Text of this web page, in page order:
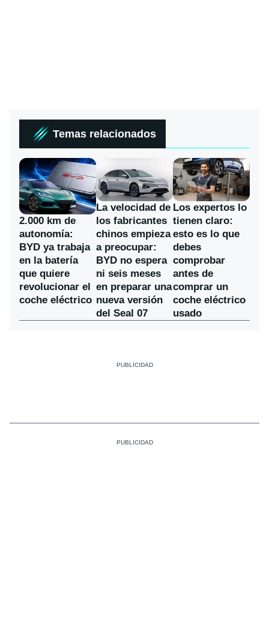
Temas relacionados
2.000 km de
autonomía:
BYD ya trabaja
en la batería
que quiere
revolucionar el
coche eléctrico
La velocidad de
los fabricantes
chinos empieza
a preocupar:
BYD no espera
ni seis meses
en preparar una
nueva versión
del Seal 07
Los expertos lo
tienen claro:
esto es lo que
debes
comprobar
antes de
comprar un
coche eléctrico
usado